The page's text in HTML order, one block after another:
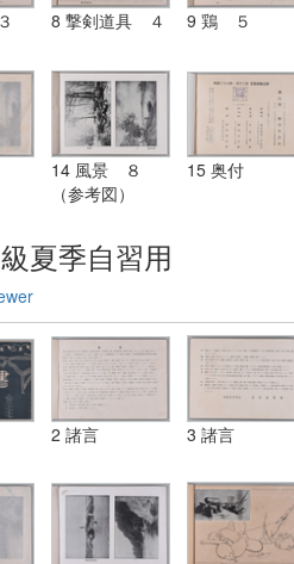
8 撃剣道具 ４ 9 鶏 ５
14 風景 ８
（参考図）
15 奥付
夏季自習用
2 諸言 3 諸言